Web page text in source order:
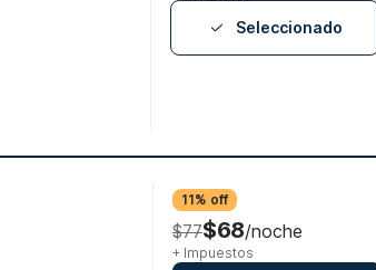
Seleccionado
11% off
$77$68/noche
+ Impuestos